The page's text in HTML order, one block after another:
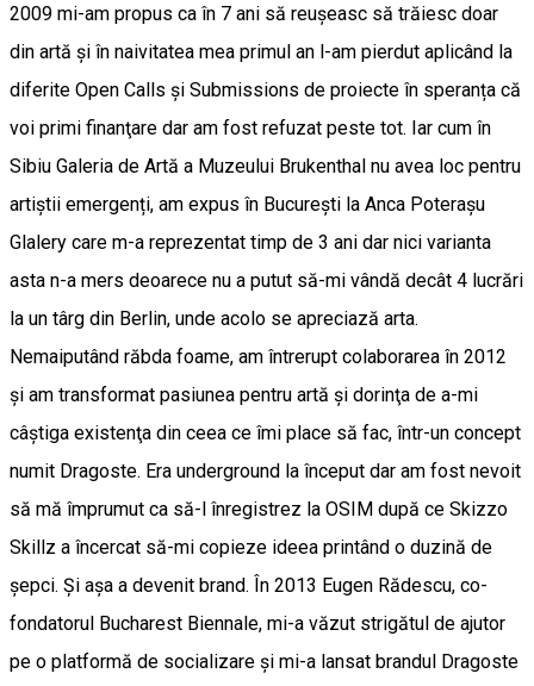
2009 mi-am propus ca în 7 ani să reuşeasc să trăiesc doar
din artă şi în naivitatea mea primul an l-am pierdut aplicând la
diferite Open Calls şi Submissions de proiecte în speranța că
voi primi finanţare dar am fost refuzat peste tot. Iar cum în
Sibiu Galeria de Artă a Muzeului Brukenthal nu avea loc pentru
artiștii emergenți, am expus în București la Anca Poterașu
Glalery care m-a reprezentat timp de 3 ani dar nici varianta
asta n-a mers deoarece nu a putut să-mi vândă decât 4 lucrări
la un târg din Berlin, unde acolo se apreciază arta.
Nemaiputând răbda foame, am întrerupt colaborarea în 2012
şi am transformat pasiunea pentru artă și dorinţa de a-mi
câştiga existenţa din ceea ce îmi place să fac, într-un concept
numit Dragoste. Era underground la început dar am fost nevoit
să mă împrumut ca să-l înregistrez la OSIM după ce Skizzo
Skillz a încercat să-mi copieze ideea printând o duzină de
șepci. Şi aşa a devenit brand. În 2013 Eugen Rădescu, co-
fondatorul Bucharest Biennale, mi-a văzut strigătul de ajutor
pe o platformă de socializare și mi-a lansat brandul Dragoste